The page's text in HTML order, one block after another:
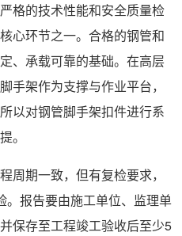
格的技术性能和安全质量检
心环节之一。合格的钢管和
、承载可靠的基础。在高层
手架作为支撑与作业平台，
以对钢管脚手架扣件进行系
。
周期一致，但有复检要求，
。报告要由施工单位、监理单
保存至工程竣工验收后至少5